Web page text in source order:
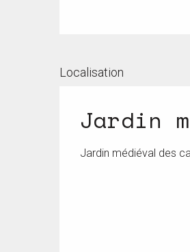
Localisation
Jardin
Jardin médiéval des